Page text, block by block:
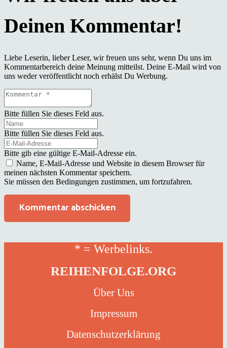
Liebe Leserin, lieber Leser, wir freuen uns sehr, wenn Du uns im
Kommentarbereich deine Meinung mitteilst. Deine E-Mail wird von
uns weder veröffentlicht noch erhälst Du Werbung.
Bitte füllen Sie dieses Feld aus.
Bitte füllen Sie dieses Feld aus.
Bitte gib eine gültige E-Mail-Adresse ein.
Name, E-Mail-Adresse und Website in diesem Browser für
meinen nächsten Kommentar speichern.
Sie müssen den Bedingungen zustimmen, um fortzufahren.
Kommentar abschicken
* = Werbelinks.
REIHENFOLGE.ORG
Über Uns
Impressum
Datenschutzerklärung